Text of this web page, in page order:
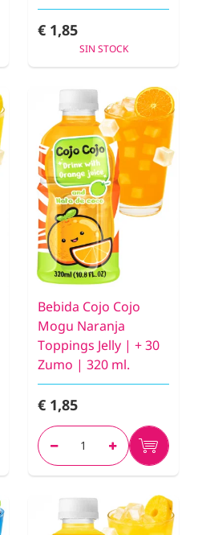
€ 1,85
SIN STOCK
Bebida Cojo Cojo
Mogu Naranja
Toppings Jelly | + 30
Zumo | 320 ml.
€ 1,85